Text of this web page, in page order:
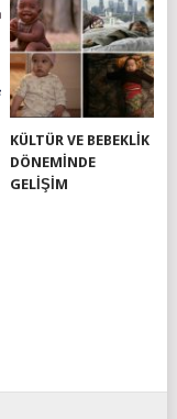
KÜLTÜR VE BEBEKLIK
DÖNEMINDE
GELIŞIM